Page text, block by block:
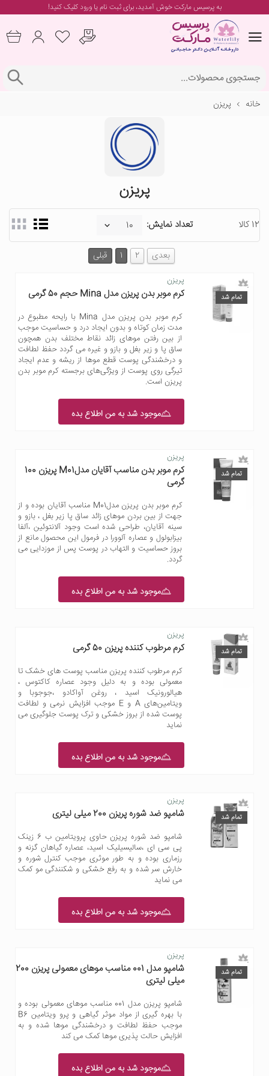
به پرسیس مارکت خوش آمدید، برایثبت نام یا ورودکلیک کنید!
خانه پریزن
پریزن
12 کالا تعداد نمایش:
قبلی 1 2 بعدی
تمام شد
پریزن
کرم موبر بدن پریزن مدل Mina حجم 50 گرمی
کرم موبر بدن پریزن مدل Mina با رایحه مطبوع در
مدت زمان کوتاه و بدون ایجاد درد و حساسیت موجب
از بین رفتن موهای زائد نقاط مختلف بدن همچون
ساق پا و زیر بغل و بازو و غیره می گردد حفظ لطافت
و درخشندگی پوست قطع موها از ریشه و عدم ایجاد
تیرگی روی پوست از ویژگی‌های برجسته کرم موبر بدن
پریزن است.
موجود شد به من اطلاع بده
تمام شد
پریزن
کرم موبر بدن مناسب آقایان مدلM01 پریزن 100
گرمی
کرم موبر بدن پریزن مدلM01 مناسب آقایان بوده و از
جهت از بین بردن موهای زائد ساق پا زیر بغل ، بازو و
سینه آقایان، طراحی شده است وجود آلانتوئین ،آلفا
بیزابولول و عصاره آلوورا در فرمول این محصول مانع از
بروز حساسیت و التهاب در پوست پس از موزدایی می
گردد.
موجود شد به من اطلاع بده
تمام شد
پریزن
کرم مرطوب کننده پریزن 50 گرمی
کرم مرطوب کننده پریزن مناسب پوست های خشک تا
معمولی بوده و به دلیل وجود عصاره کاکتوس ،
هیالورونیک اسید ، روغن آواکادو ،جوجوبا و
ویتامین‌های A و E موجب افزایش نرمی و لطافت
پوست شده از بروز خشکی و ترک پوست جلوگیری می
نماید
موجود شد به من اطلاع بده
تمام شد
پریزن
شامپو ضد شوره پریزن 200 میلی لیتری
شامپو ضد شوره پریزن حاوی پرویتامین ب 6 زینک
پی سی ای ،سالیسیلیک اسید، عصاره گیاهان گزنه و
رزماری بوده و به طور موثری موجب کنترل شوره و
خارش سر شده و به رفع خشکی و شکنندگی مو کمک
می نماید
موجود شد به من اطلاع بده
تمام شد
پریزن
شامپو مدل 001 مناسب موهای معمولی پریزن 200
میلی لیتری
شامپو پریزن مدل 001 مناسب موهای معمولی بوده و
با بهره گیری از مواد موثر گیاهی و پرو ویتامین B6
موجب حفظ لطافت و درخشندگی موها شده و به
افزایش حالت پذیری موها کمک می کند
موجود شد به من اطلاع بده